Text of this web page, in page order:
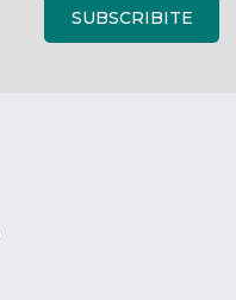
SUBSCRIBITE